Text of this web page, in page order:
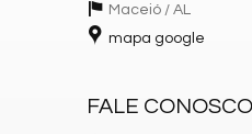
Maceió / AL
mapa google
FALE CONOSCO